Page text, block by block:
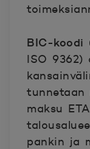
BIC-koodi
ISO 9362)
tunnetaan
maksu
pankin ja